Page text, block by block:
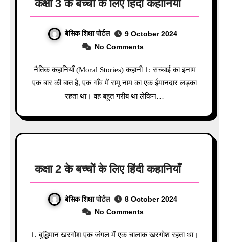
कक्षा 3 के बच्चों के लिए हिंदी कहानियाँ
बेसिक शिक्षा पोर्टल
9 October 2024
No Comments
नैतिक कहानियाँ (Moral Stories) कहानी 1: सच्चाई का इनाम
एक बार की बात है, एक गाँव में रामू नाम का एक ईमानदार लड़का
रहता था। वह बहुत गरीब था लेकिन…
कक्षा 2 के बच्चों के लिए हिंदी कहानियाँ
बेसिक शिक्षा पोर्टल
8 October 2024
No Comments
1. बुद्धिमान खरगोश एक जंगल में एक चालाक खरगोश रहता था।